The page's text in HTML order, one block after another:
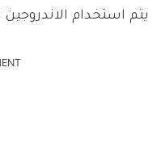
يتم استخدام